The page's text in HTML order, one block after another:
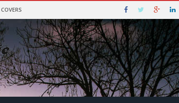
COVERS